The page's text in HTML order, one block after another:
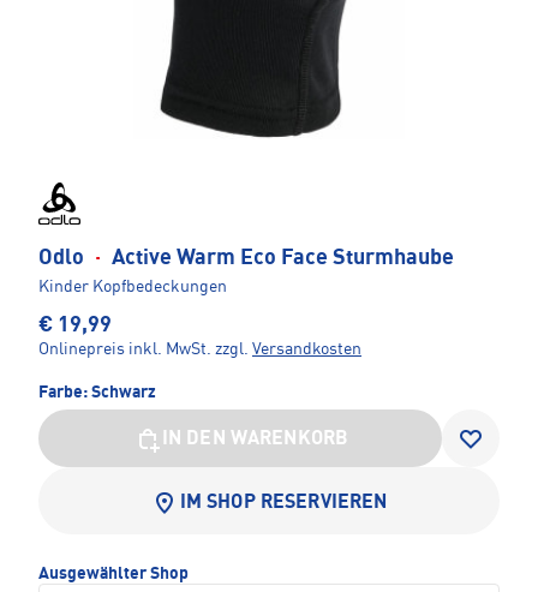
Odlo · Active Warm Eco Face Sturmhaube
Kinder Kopfbedeckungen
€ 19,99
Onlinepreis inkl. MwSt. zzgl. Versandkosten
Farbe: Schwarz
IN DEN WARENKORB
IM SHOP RESERVIEREN
Ausgewählter Shop